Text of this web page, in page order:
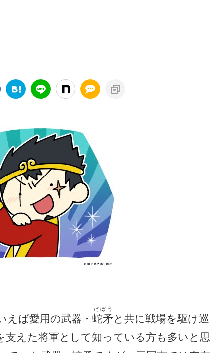
えば愛用の武器・ 蛇矛
だぼう
と共に戦場を駆け巡
支えた将軍として知っている方も多いと思